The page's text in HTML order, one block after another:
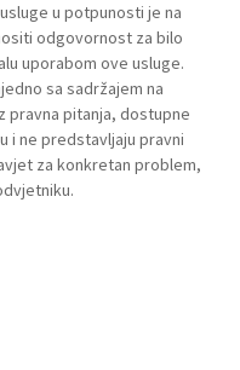
u potpunosti je na
odgovornost za bilo
uporabom ove usluge.
sa sadržajem na
pravna pitanja, dostupne
i ne predstavljaju pravni
za konkretan problem,